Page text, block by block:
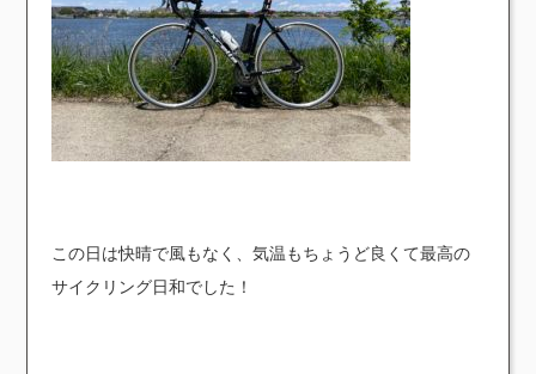
この日は快晴で風もなく、気温もちょうど良くて最高の
サイクリング日和でした！